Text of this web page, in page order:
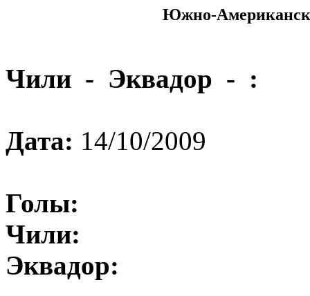
Южно-
Чили - Эквадор - :
Дата: 14/10/2009
Голы:
Чили:
Эквадор: